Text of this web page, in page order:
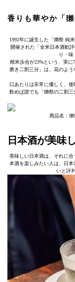
香りも華やか「
1992年に誕生した「獺祭 純
開催された「全米日本酒歓
り・味
精米歩合が23%という、実
磨き二割三分」は、花のよ
口あたりは非常に優しく、
飲めば誰でも「獺祭の二割
商品名：
日本酒が美味
美味しい日本酒は、それに
本酒を楽しみたい人は、日
いと評